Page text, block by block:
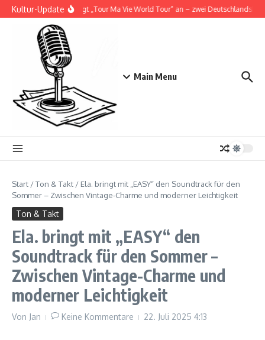
Zum Inhalt springen
Kultur-Update
Doja Cat kündigt „Tour Ma Vie World Tour“ an – zwei Deutschlandshows
Main Menu
Start /Ton & Takt / Ela. bringt mit „EASY“ den Soundtrack für den
Sommer – Zwischen Vintage-Charme und moderner Leichtigkeit
Ton & Takt
Ela. bringt mit „EASY“ den
Soundtrack für den Sommer –
Zwischen Vintage-Charme und
moderner Leichtigkeit
Von Jan Keine Kommentare 22. Juli 2025 4:13